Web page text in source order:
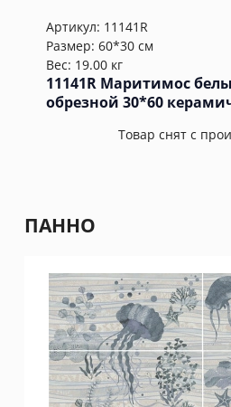
Артикул: 11141R
Размер: 60*30 см
Вес: 19.00 кг
11141R Маритимос
обрезной 30*60
Товар снят с
ПАННО